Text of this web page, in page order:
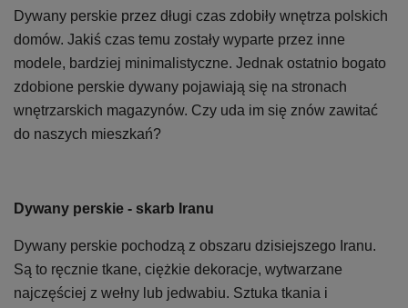
Dywany perskie przez długi czas zdobiły wnętrza polskich
domów. Jakiś czas temu zostały wyparte przez inne
modele, bardziej minimalistyczne. Jednak ostatnio bogato
zdobione perskie dywany pojawiają się na stronach
wnętrzarskich magazynów. Czy uda im się znów zawitać
do naszych mieszkań?
Dywany perskie - skarb Iranu
Dywany perskie pochodzą z obszaru dzisiejszego Iranu.
Są to ręcznie tkane, ciężkie dekoracje, wytwarzane
najczęściej z wełny lub jedwabiu. Sztuka tkania i